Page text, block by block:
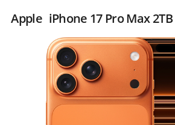
Televizija
Pogodnosti
Apple iPhone 17 Pro Max